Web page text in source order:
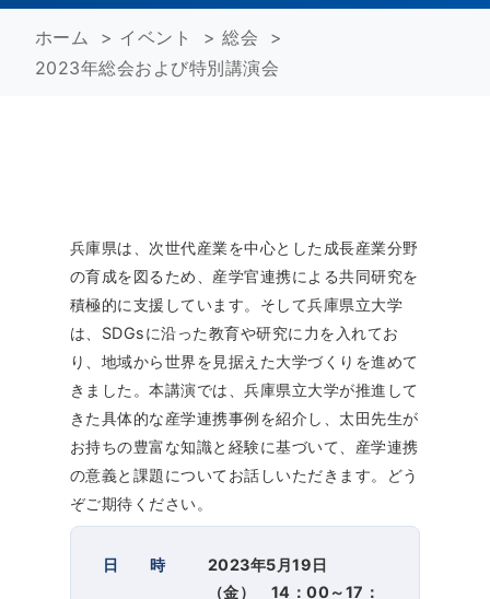
ホーム > イベント >総会
>
2023年総会および特別講演会
兵庫県は、次世代産業を中心とした成長産業分野
の育成を図るため、産学官連携による共同研究を
積極的に支援しています。そして兵庫県立大学
は、SDGsに沿った教育や研究に力を入れてお
り、地域から世界を見据えた大学づくりを進めて
きました。本講演では、兵庫県立大学が推進して
きた具体的な産学連携事例を紹介し、太田先生が
お持ちの豊富な知識と経験に基づいて、産学連携
の意義と課題についてお話しいただきます。どう
ぞご期待ください。
日 時
2023年5月19日
（金） 14：00～17：